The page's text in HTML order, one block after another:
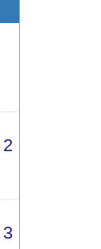
2
3